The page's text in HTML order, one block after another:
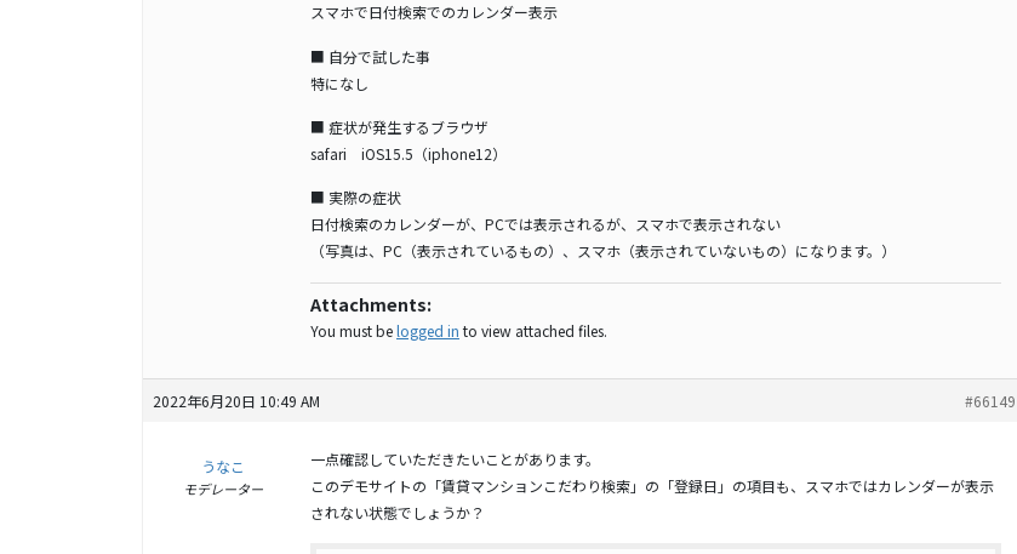
スマホで日付検索でのカレンダー表示
■ 自分で試した事
特になし
■ 症状が発生するブラウザ
safari iOS15.5（iphone12）
■ 実際の症状
日付検索のカレンダーが、PCでは表示されるが、スマホで表示されない
（写真は、PC（表示されているもの）、スマホ（表示されていないもの）になります。）
Attachments:
You must belogged in to view attached files.
2022年6月20日 10:49 AM #66149
うなこ
モデレーター
一点確認していただきたいことがあります。
このデモサイトの「賃貸マンションこだわり検索」の「登録日」の項目も、スマホではカレンダーが表示
されない状態でしょうか？